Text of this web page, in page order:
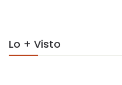
Lo + Visto